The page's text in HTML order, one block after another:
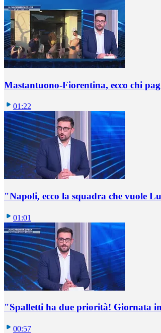
Mastantuono-Fiorentina, ecco chi
01:22
"Napoli, ecco la squadra che vuole
01:01
"Spalletti ha due priorità! Giornata
00:57